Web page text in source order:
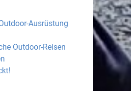
Ausrüstung
Outdoor-Reisen